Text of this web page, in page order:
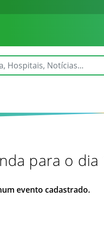
para o dia
evento cadastrado.